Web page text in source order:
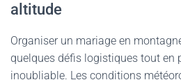
altitude
Organiser un mariage en
quelques défis logistiques tout en
inoubliable. Les conditions